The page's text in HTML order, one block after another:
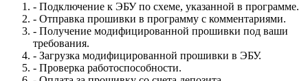
- Подключение к ЭБУ по схеме, указанной в программе.
- Отправка прошивки в программу с комментариями.
- Получение модифицированной прошивки под ваши
требования.
- Загрузка модифицированной прошивки в ЭБУ.
- Проверка работоспособности.